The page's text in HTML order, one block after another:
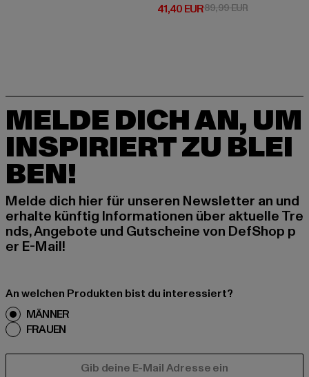
41,40 EUR
Derzeitiger Preis: 41,40 EUR
89,99 EURAktionspreis:
MELDE DICH AN, UM
INSPIRIERT ZU BLEI
BEN!
Melde dich hier für unseren Newsletter an und
erhalte künftig Informationen über aktuelle Tre
nds, Angebote und Gutscheine von DefShop p
er E-Mail!
An welchen Produkten bist du interessiert?
MÄNNER
FRAUEN